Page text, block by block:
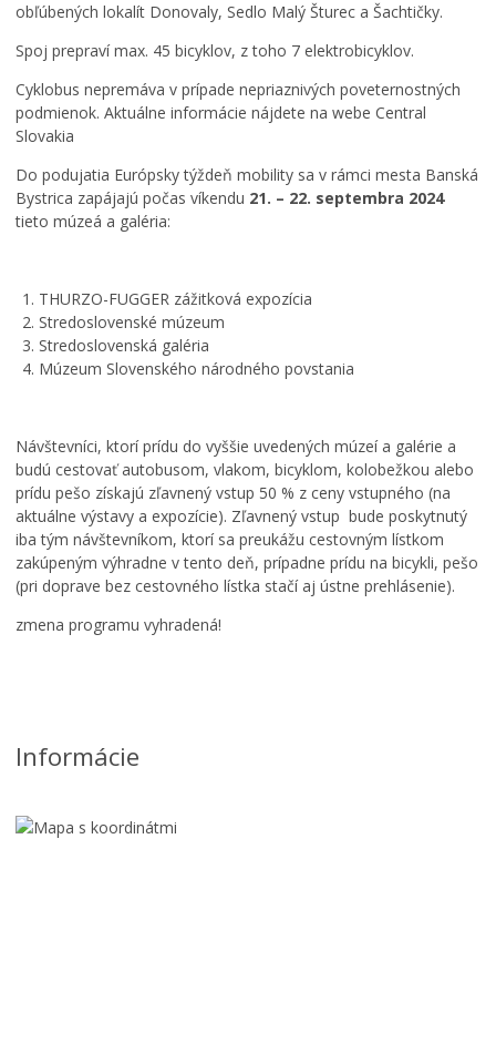
obľúbených lokalít Donovaly, Sedlo Malý Šturec a Šachtičky.
Spoj prepraví max. 45 bicyklov, z toho 7 elektrobicyklov.
Cyklobus nepremáva v prípade nepriaznivých poveternostných
podmienok. Aktuálne informácie nájdete na webe Central
Slovakia
Do podujatia Európsky týždeň mobility sa v rámci mesta Banská
Bystrica zapájajú počas víkendu 21. – 22. septembra 2024
tieto múzeá a galéria:
THURZO-FUGGER zážitková expozícia
Stredoslovenské múzeum
Stredoslovenská galéria
Múzeum Slovenského národného povstania
Návštevníci, ktorí prídu do vyššie uvedených múzeí a galérie a
budú cestovať autobusom, vlakom, bicyklom, kolobežkou alebo
prídu pešo získajú zľavnený vstup 50 % z ceny vstupného (na
aktuálne výstavy a expozície). Zľavnený vstup bude poskytnutý
iba tým návštevníkom, ktorí sa preukážu cestovným lístkom
zakúpeným výhradne v tento deň, prípadne prídu na bicykli, pešo
(pri doprave bez cestovného lístka stačí aj ústne prehlásenie).
zmena programu vyhradená!
Informácie